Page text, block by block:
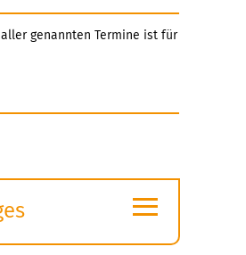
aller genannten Termine ist für den
≡